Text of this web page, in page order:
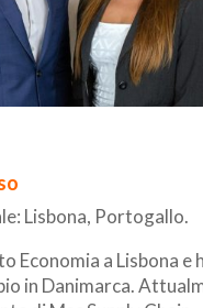
Lisbona, Portogallo.
Economia a Lisbona e
in Danimarca.